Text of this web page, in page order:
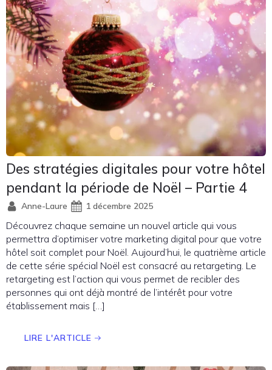
Des stratégies digitales pour votre hôtel
pendant la période de Noël – Partie 4
Anne-Laure 1 décembre 2025
Découvrez chaque semaine un nouvel article qui vous
permettra d’optimiser votre marketing digital pour que votre
hôtel soit complet pour Noël. Aujourd’hui, le quatrième article
de cette série spécial Noël est consacré au retargeting. Le
retargeting est l’action qui vous permet de recibler des
personnes qui ont déjà montré de l’intérêt pour votre
établissement mais […]
LIRE L'ARTICLE